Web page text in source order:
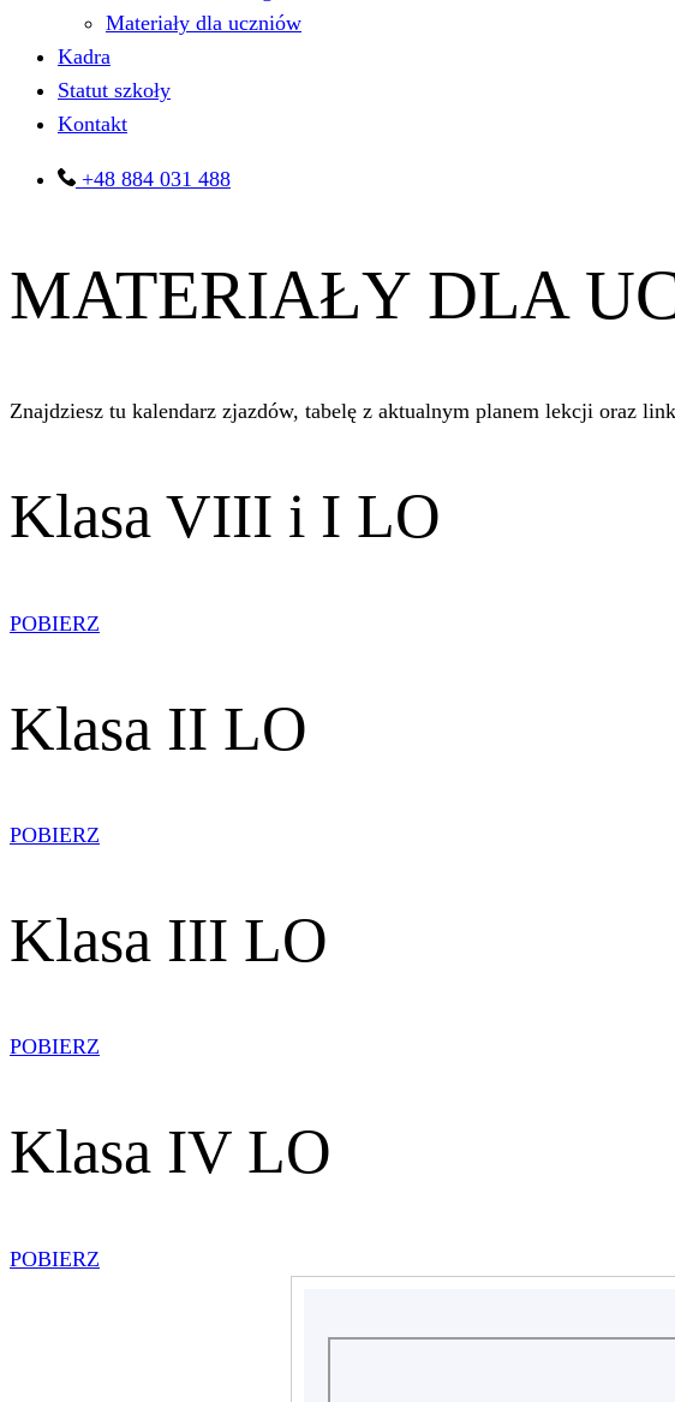
Materiały dla uczniów
Kadra
Statut szkoły
Kontakt
+48 884 031 488
MATERIAŁY DLA
Znajdziesz tu kalendarz zjazdów, tabelę z aktualnym planem lekcji oraz
Klasa VIII i I LO
POBIERZ
Klasa II LO
POBIERZ
Klasa III LO
POBIERZ
Klasa IV LO
POBIERZ